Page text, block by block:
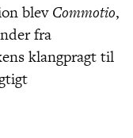
blevCommotio,
fra
klangpragt til